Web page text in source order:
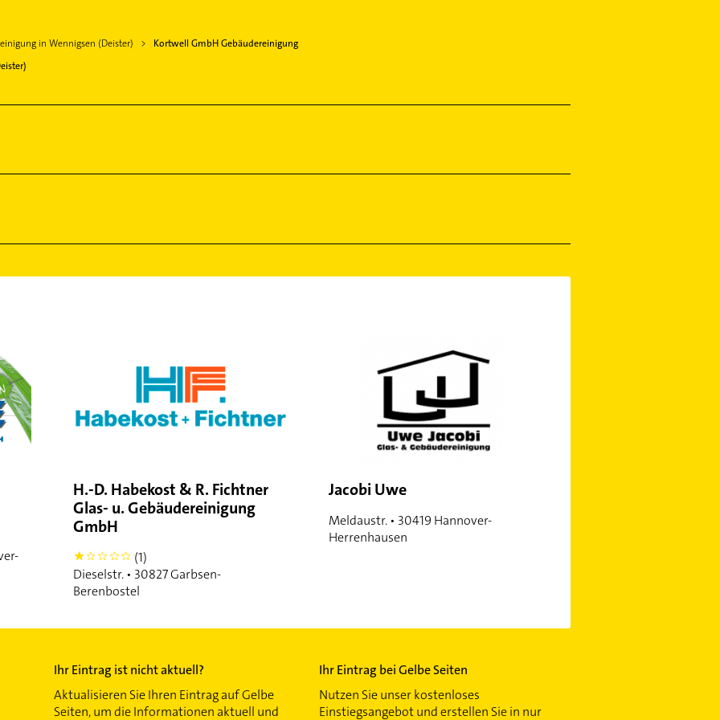
in Wennigsen (Deister)
Kortwell GmbH Gebäudereinigung
H.-D. Habekost & R. Fichtner
Glas- u. Gebäudereinigung
GmbH
1
(1)
Dieselstr. • 30827 Garbsen-
Berenbostel
Jacobi Uwe
Meldaustr. • 30419 Hannover-
Herrenhausen
Ihr Eintrag ist nicht aktuell?
Aktualisieren Sie Ihren Eintrag auf Gelbe
Seiten, um die Informationen aktuell und
Ihr Eintrag bei Gelbe Seiten
Nutzen Sie unser kostenloses
Einstiegsangebot und erstellen Sie in nur